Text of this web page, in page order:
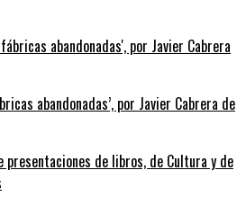
abandonadas’, por Javier Cabrera de